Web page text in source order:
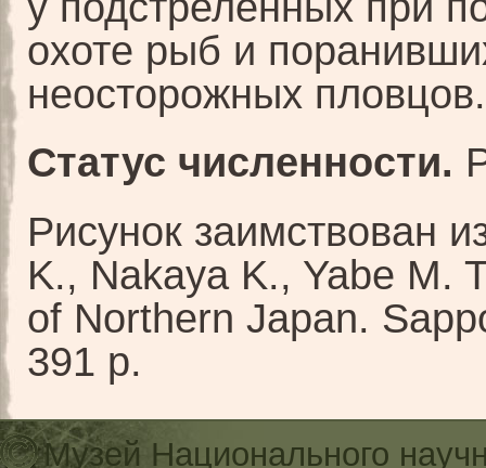
охоте рыб и
неосторожных пловцов.
Статус численности.
Рисунок заимствован
K., Nakaya K., Yabe M.
of Northern Japan.
391 p.
Музей Национального